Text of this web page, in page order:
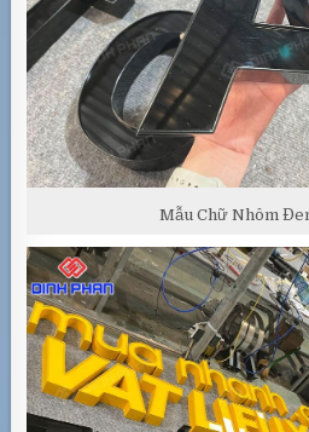
Mẫu Chữ Nhôm